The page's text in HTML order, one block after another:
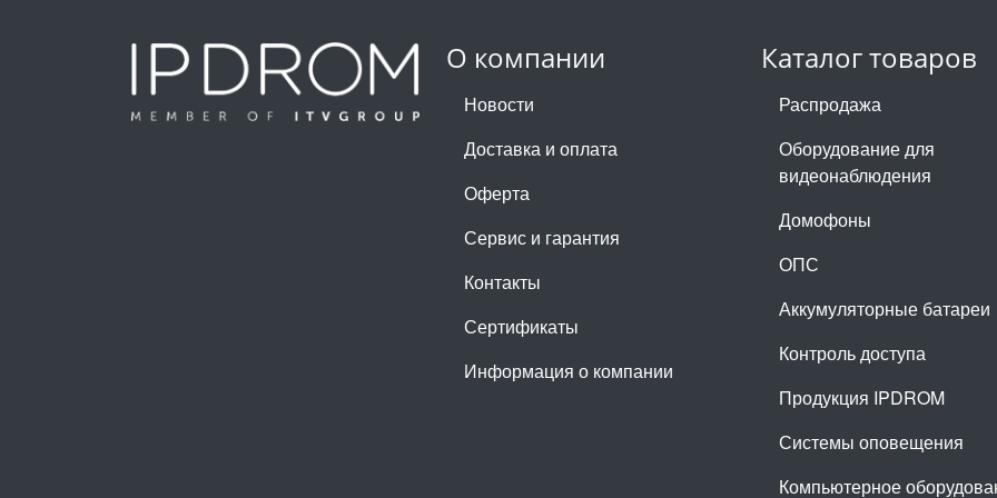
О компании
Новости
Доставка и оплата
Оферта
Сервис и гарантия
Контакты
Сертификаты
Информация о компании
Каталог товаров
Распродажа
Оборудование для
видеонаблюдения
Домофоны
ОПС
Аккумуляторные батареи
Контроль доступа
Продукция IPDROM
Системы оповещения
Компьютерное